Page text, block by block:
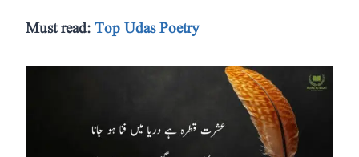
Must read:Top Udas Poetry